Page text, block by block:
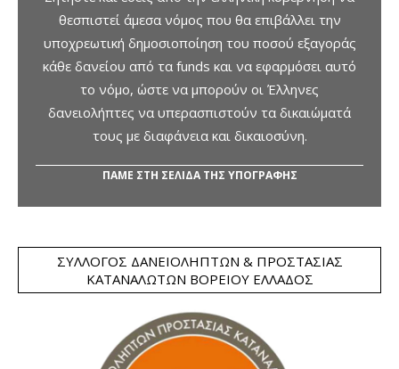
θεσπιστεί άμεσα νόμος που θα επιβάλλει την
υποχρεωτική δημοσιοποίηση του ποσού εξαγοράς
κάθε δανείου από τα funds και να εφαρμόσει αυτό
το νόμο, ώστε να μπορούν οι Έλληνες
δανειολήπτες να υπερασπιστούν τα δικαιώματά
τους με διαφάνεια και δικαιοσύνη.
ΠΑΜΕ ΣΤΗ ΣΕΛΙΔΑ ΤΗΣ ΥΠΟΓΡΑΦΗΣ
ΣΎΛΛΟΓΟΣ ΔΑΝΕΙΟΛΗΠΤΏΝ & ΠΡΟΣΤΑΣΊΑΣ
ΚΑΤΑΝΑΛΩΤΏΝ ΒΟΡΕΊΟΥ ΕΛΛΆΔΟΣ